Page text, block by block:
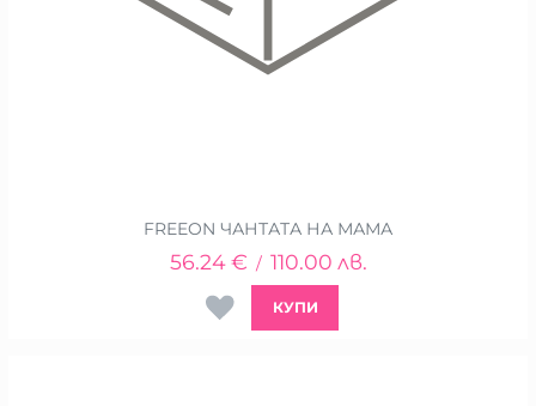
FREEON ЧАНТАТА НА МАМА
56.24 € / 110.00 лв.
КУПИ